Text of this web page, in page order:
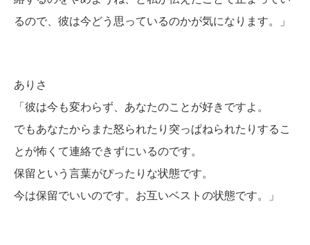
るので、彼は今どう思っているのかが気になります。」
ありさ
「彼は今も変わらず、あなたのことが好きですよ。
でもあなたからまた怒られたり突っぱねられたりするこ
とが怖くて連絡できずにいるのです。
保留という言葉がぴったりな状態です。
今は保留でいいのです。お互いベストの状態です。」